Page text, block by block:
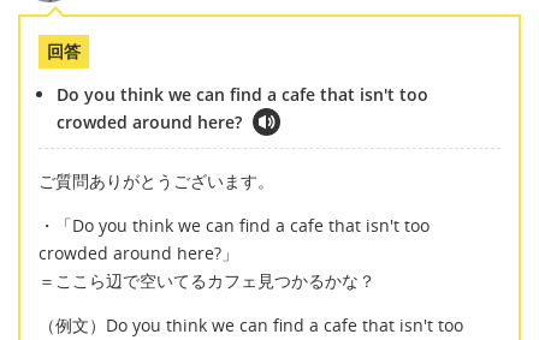
回答
Do you think we can find a cafe that isn't too
crowded around here?
ご質問ありがとうございます。
・「Do you think we can find a cafe that isn't too
crowded around here?」
＝ここら辺で空いてるカフェ見つかるかな？
（例文）Do you think we can find a cafe that isn't too